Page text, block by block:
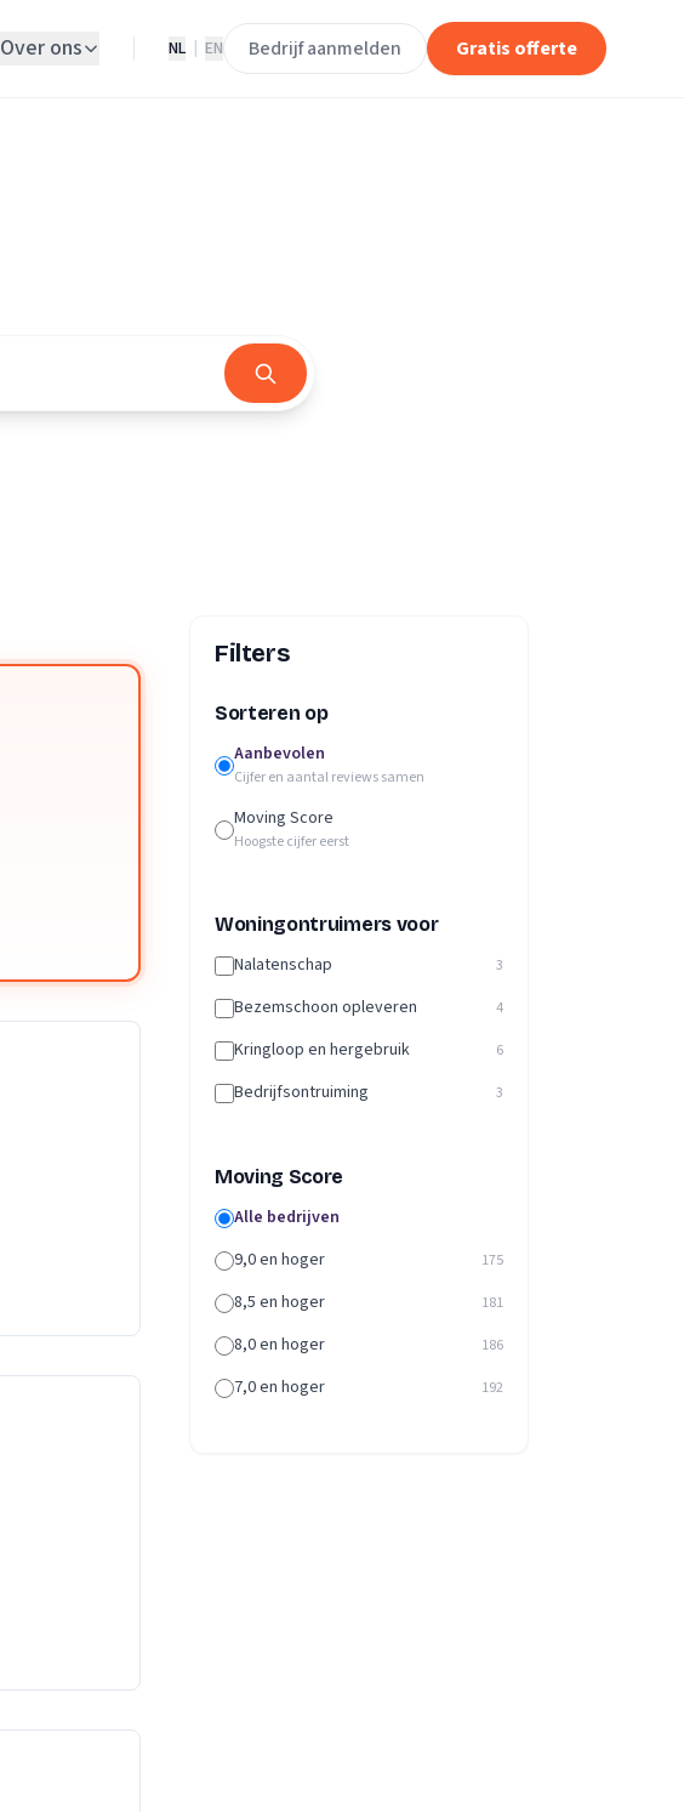
Over ons NL EN Bedrijf aanmelden Gratis offerte
Filters
Sorteren op
Aanbevolen
Cijfer en aantal reviews samen
Moving Score
Hoogste cijfer eerst
Woningontruimers voor
Nalatenschap 3
Bezemschoon opleveren 4
Kringloop en hergebruik 6
Bedrijfsontruiming 3
Moving Score
Alle bedrijven
9,0 en hoger
175
8,5 en hoger 181
8,0 en hoger 186
7,0 en hoger 192